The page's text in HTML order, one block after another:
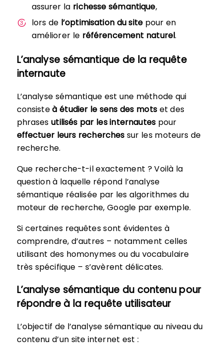
assurer la richesse sémantique,
lors de l’optimisation du site pour en
améliorer le référencement naturel.
L’analyse sémantique de la requête
internaute
L’analyse sémantique est une méthode qui
consisteà étudier le sens des motset des
phrasesutilisés par les internautes pour
effectuer leurs recherches sur les moteurs de
recherche.
Que recherche-t-il exactement ? Voilà la
question à laquelle répond l’analyse
sémantique réalisée par les algorithmes du
moteur de recherche, Google par exemple.
Si certaines requêtes sont évidentes à
comprendre, d’autres – notamment celles
utilisant des homonymes ou du vocabulaire
très spécifique – s’avèrent délicates.
L’analyse sémantique du contenu pour
répondre à la requête utilisateur
L’objectif de l’analyse sémantique au niveau du
contenu d’un site internet est :